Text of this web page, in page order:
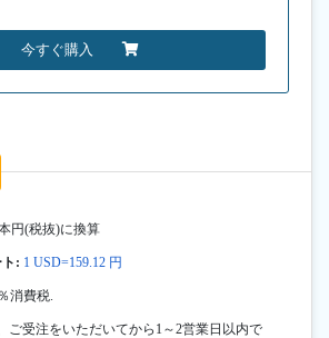
今すぐ購入
円(税抜)に換算
: 1 USD=159.12 円
消費税.
ご受注をいただいてから1～2営業日以内で